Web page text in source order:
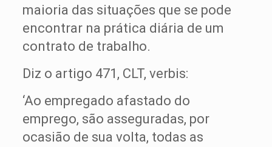
maioria das situações que se pode
encontrar na prática diária de um
contrato de trabalho.
Diz o artigo 471, CLT, verbis:
‘Ao empregado afastado do
emprego, são asseguradas, por
ocasião de sua volta, todas as